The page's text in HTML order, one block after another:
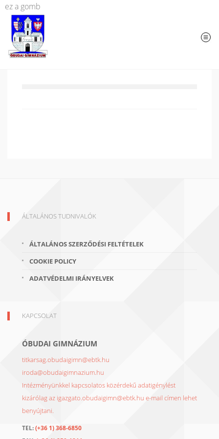
ez a gomb
ÁLTALÁNOS TUDNIVALÓK
ÁLTALÁNOS SZERZŐDÉSI FELTÉTELEK
COOKIE POLICY
ADATVÉDELMI IRÁNYELVEK
KAPCSOLAT
ÓBUDAI GIMNÁZIUM
titkarsag.obudaigimn@ebtk.hu
iroda@obudaigimnazium.hu
Intézményünkkel kapcsolatos közérdekű adatigénylést
kizárólag az igazgato.obudaigimn@ebtk.hu e-mail címen lehet
benyújtani.
TEL:(+36 1) 368-6850